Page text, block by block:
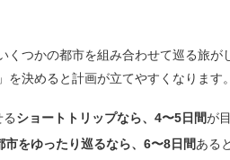
つかの都市を組み合わせて巡る旅
決めると計画が立てやすくなります。
ショートトリップなら、4〜5日間が
市をゆったり巡るなら、6〜8日間ある